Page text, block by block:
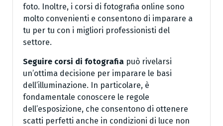
foto. Inoltre, i corsi di fotografia online sono
molto convenienti e consentono di imparare a
tu per tu con i migliori professionisti del
settore.
Seguire corsi di fotografia può rivelarsi
un’ottima decisione per imparare le basi
dell’illuminazione. In particolare, è
fondamentale conoscere le regole
dell’esposizione, che consentono di ottenere
scatti perfetti anche in condizioni di luce non